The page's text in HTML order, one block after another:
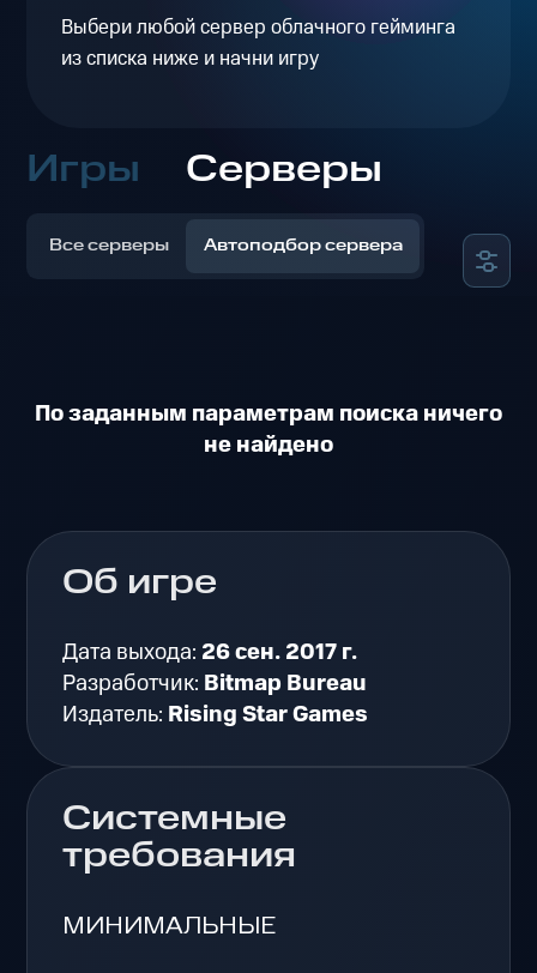
Выбери любой сервер облачного гейминга
из списка ниже и начни игру
Игры Серверы
Все серверы Автоподбор сервера
По заданным параметрам поиска ничего
не найдено
Об игре
Дата выхода: 26 сен. 2017 г.
Разработчик: Bitmap Bureau
Издатель: Rising Star Games
Системные
требования
МИНИМАЛЬНЫЕ